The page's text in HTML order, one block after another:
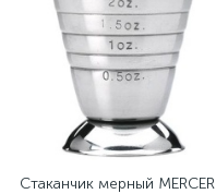
Стаканчик мерный MERCER